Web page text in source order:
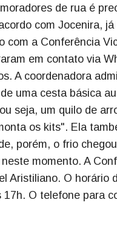
de rua é
com Jocenira,
a Conferência
em contato via
A coordenadora
uma cesta básica
seja, um quilo de
os kits". Ela
porém, o frio
momento. A
Aristiliano. O
O telefone para